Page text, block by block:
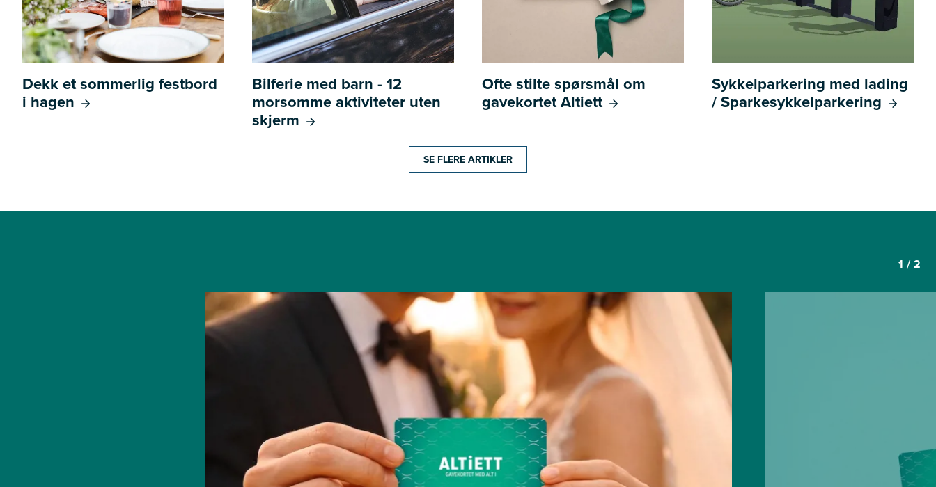
Dekk et sommerlig festbord
i hagen
Bilferie med barn - 12
morsomme aktiviteter uten
skjerm
Ofte stilte spørsmål om
gavekortet Altiett
Sykkelparkering med lading
/ Sparkesykkelparkering
SE FLERE ARTIKLER
1 /2